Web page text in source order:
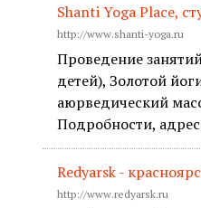
Shanti Yoga Place,
http://www.shanti-yoga.ru
Проведение
детей), Золотой
аюрведический
Подробности, адрес
Redyarsk -
http://www.redyarsk.ru